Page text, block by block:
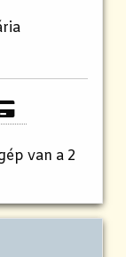
van a 2